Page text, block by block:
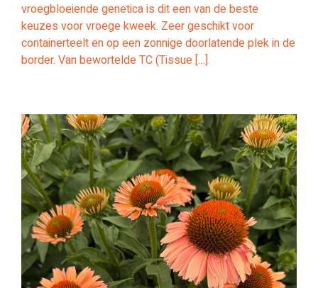
vroegbloeiende genetica is dit een van de beste
keuzes voor vroege kweek. Zeer geschikt voor
containerteelt en op een zonnige doorlatende plek in de
border. Van bewortelde TC (Tissue […]